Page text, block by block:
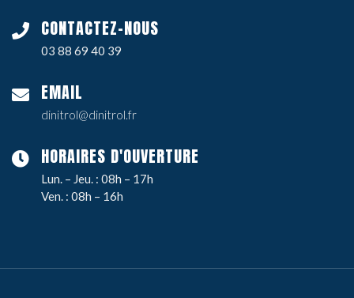
CONTACTEZ-NOUS
03 88 69 40 39
EMAIL
dinitrol@dinitrol.fr
HORAIRES D'OUVERTURE
Lun. – Jeu. : 08h – 17h
Ven. : 08h – 16h